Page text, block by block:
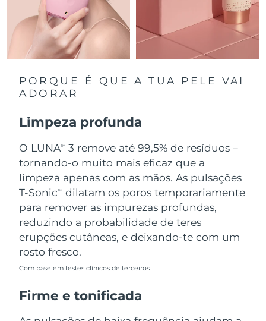
PORQUE É QUE A TUA PELE VAI
ADORAR
Limpeza profunda
O LUNATM
3 remove até 99,5% de resíduos –
tornando-o muito mais eficaz que a
limpeza apenas com as mãos. As pulsações
T-SonicTM
dilatam os poros temporariamente
para remover as impurezas profundas,
reduzindo a probabilidade de teres
erupções cutâneas, e deixando-te com um
rosto fresco.
Com base em testes clínicos de terceiros
Firme e tonificada
Singapura Entrega prevista8/13/26
Eslováquia Entrega prevista8/11/26
Eslovênia Entrega prevista 8/11/26
Coreia do Sul
Espanha Entrega prevista
Suécia Entrega prevista8/11/26
Suíça Entrega prevista
Taiwan
Tailândia
Turquia